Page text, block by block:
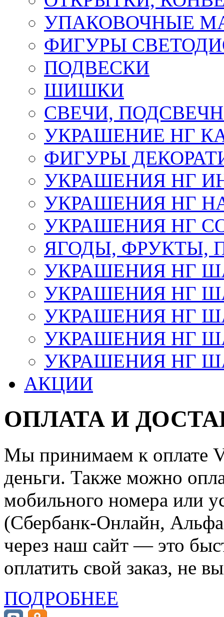
УПАКОВОЧНЫЕ
ФИГУРЫ
ПОДВЕСКИ
ШИШКИ
СВЕЧИ,
УКРАШЕНИЕ НГ
ФИГУРЫ
УКРАШЕНИЯ НГ
УКРАШЕНИЯ НГ
УКРАШЕНИЯ НГ
ЯГОДЫ, ФРУКТЫ,
УКРАШЕНИЯ НГ
УКРАШЕНИЯ НГ
УКРАШЕНИЯ НГ
УКРАШЕНИЯ НГ
УКРАШЕНИЯ НГ
АКЦИИ
ОПЛАТА И
Мы принимаем к оплате
деньги. Также можно
мобильного номера или
(Сбербанк-Онлайн,
через наш сайт — это
оплатить свой заказ, не
ПОДРОБНЕЕ